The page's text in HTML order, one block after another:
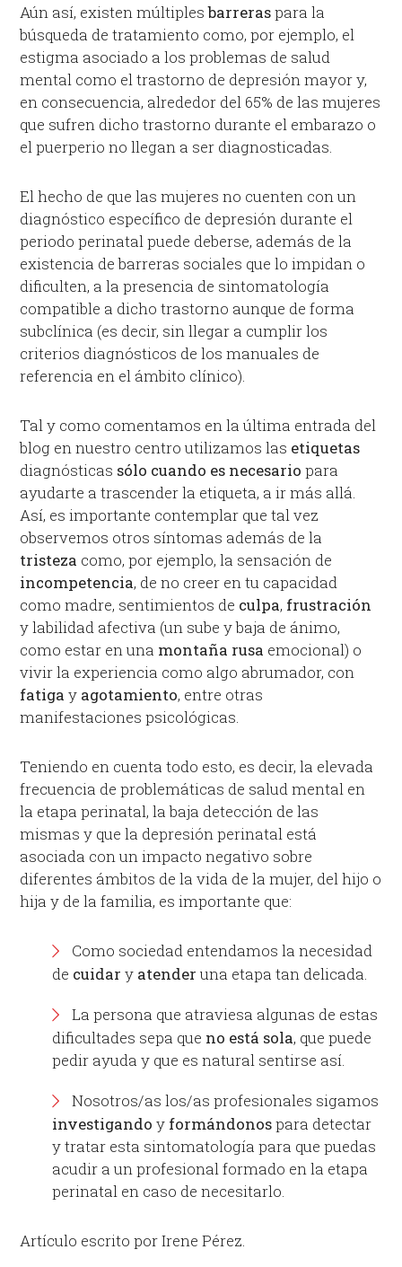
Aún así, existen múltiplesbarreraspara la
búsqueda de tratamiento como, por ejemplo, el
estigma asociado a los problemas de salud
mental como el trastorno de depresión mayor y,
en consecuencia, alrededor del 65% de las mujeres
que sufren dicho trastorno durante el embarazo o
el puerperio no llegan a ser diagnosticadas.
El hecho de que las mujeres no cuenten con un
diagnóstico específico de depresión durante el
periodo perinatal puede deberse, además de la
existencia de barreras sociales que lo impidan o
dificulten, a la presencia de sintomatología
compatible a dicho trastorno aunque de forma
subclínica (es decir, sin llegar a cumplir los
criterios diagnósticos de los manuales de
referencia en el ámbito clínico).
Tal y como comentamos en la última entrada del
blog en nuestro centro utilizamos las etiquetas
diagnósticas sólo cuando es necesario para
ayudarte a trascender la etiqueta, a ir más allá.
Así, es importante contemplar que tal vez
observemos otros síntomas además de la
tristeza como, por ejemplo, la sensación de
incompetencia, de no creer en tu capacidad
como madre, sentimientos de culpa, frustración
y labilidad afectiva (un sube y baja de ánimo,
como estar en una montaña rusa emocional) o
vivir la experiencia como algo abrumador, con
fatiga y agotamiento, entre otras
manifestaciones psicológicas.
Teniendo en cuenta todo esto, es decir, la elevada
frecuencia de problemáticas de salud mental en
la etapa perinatal, la baja detección de las
mismas y que la depresión perinatal está
asociada con un impacto negativo sobre
diferentes ámbitos de la vida de la mujer, del hijo o
hija y de la familia, es importante que:
Como sociedad entendamos la necesidad
de cuidar y atender una etapa tan delicada.
La persona que atraviesa algunas de estas
dificultades sepa que no está sola, que puede
pedir ayuda y que es natural sentirse así.
Nosotros/as los/as profesionales sigamos
investigando y formándonospara detectar
y tratar esta sintomatología para que puedas
acudir a un profesional formado en la etapa
perinatal en caso de necesitarlo.
Artículo escrito por Irene Pérez.